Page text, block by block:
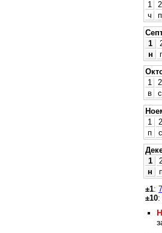
1
2
ч
п
1
н
1
2
в
с
1
2
п
с
1
н
±1:
±10: